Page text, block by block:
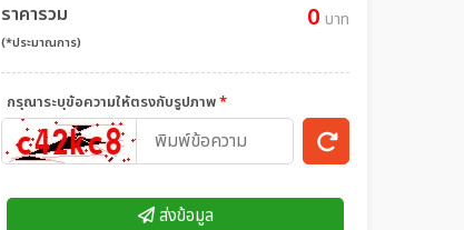
ราคารวม
(*ประมาณการ)
0 บาท
กรุณาระบุข้อความให้ตรงกับรูปภาพ*
ส่งข้อมูล